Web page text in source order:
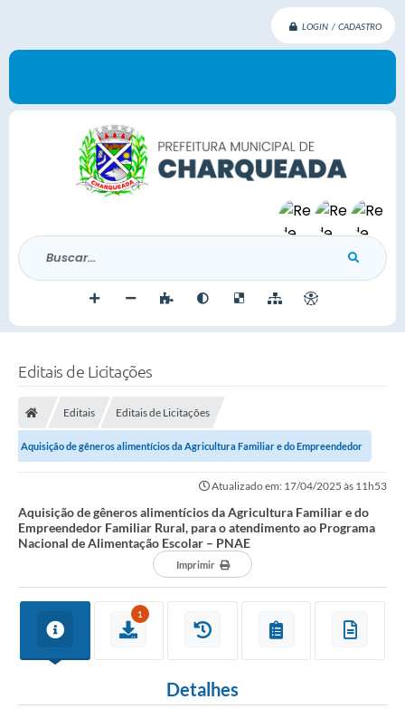
LOGIN / CADASTRO
Buscar...
Editais de Licitações
Editais Editais de Licitações
Aquisição de gêneros alimentícios da Agricultura Familiar e do Empreendedor
Atualizado em: 17/04/2025 às 11h53
Aquisição de gêneros alimentícios da Agricultura Familiar e do
Empreendedor Familiar Rural, para o atendimento ao Programa
Nacional de Alimentação Escolar – PNAE
Imprimir
1
Detalhes